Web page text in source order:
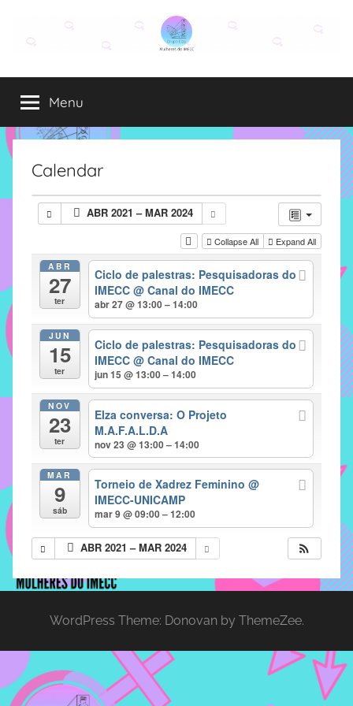
conteúdo
Grupo
Elza
Elza
é
formado
alunas,
funcionárias
IMECC
como
atribuição
implementar
proporcionem
fortalecimento
sociais
profissionais
entre
professores
funcionários
do
IMECC,
Menu
Calendar
ABR 2021 – MAR 2024
Collapse All Expand All
ABR
27
ter
Ciclo de palestras: Pesquisadoras do
IMECC@ Canal do IMECC
abr 27 @ 13:00 – 14:00
JUN
15
ter
Ciclo de palestras: Pesquisadoras do
IMECC@ Canal do IMECC
jun 15 @ 13:00 – 14:00
NOV
23
ter
Elza conversa: O Projeto
M.A.F.A.L.D.A
nov 23 @ 13:00 – 14:00
MAR
9
sáb
Torneio de Xadrez Feminino@
IMECC-UNICAMP
mar 9 @ 09:00 – 12:00
ABR 2021 – MAR 2024
WordPress Theme: Donovan by ThemeZee.